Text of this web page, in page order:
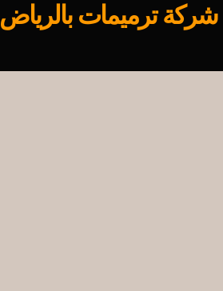
شركة ترميمات بالرياض